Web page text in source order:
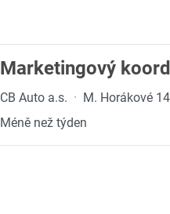
Marketingový
CB Auto a.s. · M. Horákové
Méně než týden